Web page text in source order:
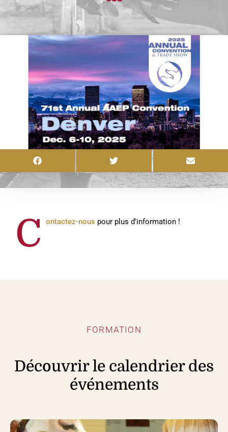
C ontactez-nous pour plus d'information !
FORMATION
Découvrir le calendrier des
événements